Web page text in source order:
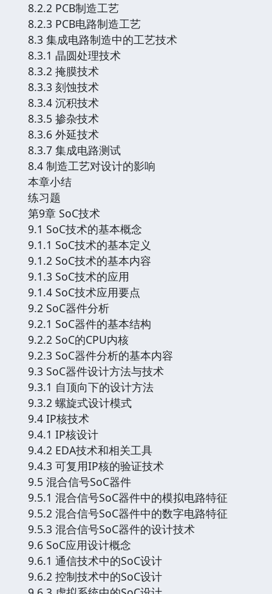
8.2.2 PCB制造工艺
8.2.3 PCB电路制造工艺
8.3 集成电路制造中的工艺技术
8.3.1 晶圆处理技术
8.3.2 掩膜技术
8.3.3 刻蚀技术
8.3.4 沉积技术
8.3.5 掺杂技术
8.3.6 外延技术
8.3.7 集成电路测试
8.4 制造工艺对设计的影响
本章小结
练习题
第9章 SoC技术
9.1 SoC技术的基本概念
9.1.1 SoC技术的基本定义
9.1.2 SoC技术的基本内容
9.1.3 SoC技术的应用
9.1.4 SoC技术应用要点
9.2 SoC器件分析
9.2.1 SoC器件的基本结构
9.2.2 SoC的CPU内核
9.2.3 SoC器件分析的基本内容
9.3 SoC器件设计方法与技术
9.3.1 自顶向下的设计方法
9.3.2 螺旋式设计模式
9.4 IP核技术
9.4.1 IP核设计
9.4.2 EDA技术和相关工具
9.4.3 可复用IP核的验证技术
9.5 混合信号SoC器件
9.5.1 混合信号SoC器件中的模拟电路特征
9.5.2 混合信号SoC器件中的数字电路特征
9.5.3 混合信号SoC器件的设计技术
9.6 SoC应用设计概念
9.6.1 通信技术中的SoC设计
9.6.2 控制技术中的SoC设计